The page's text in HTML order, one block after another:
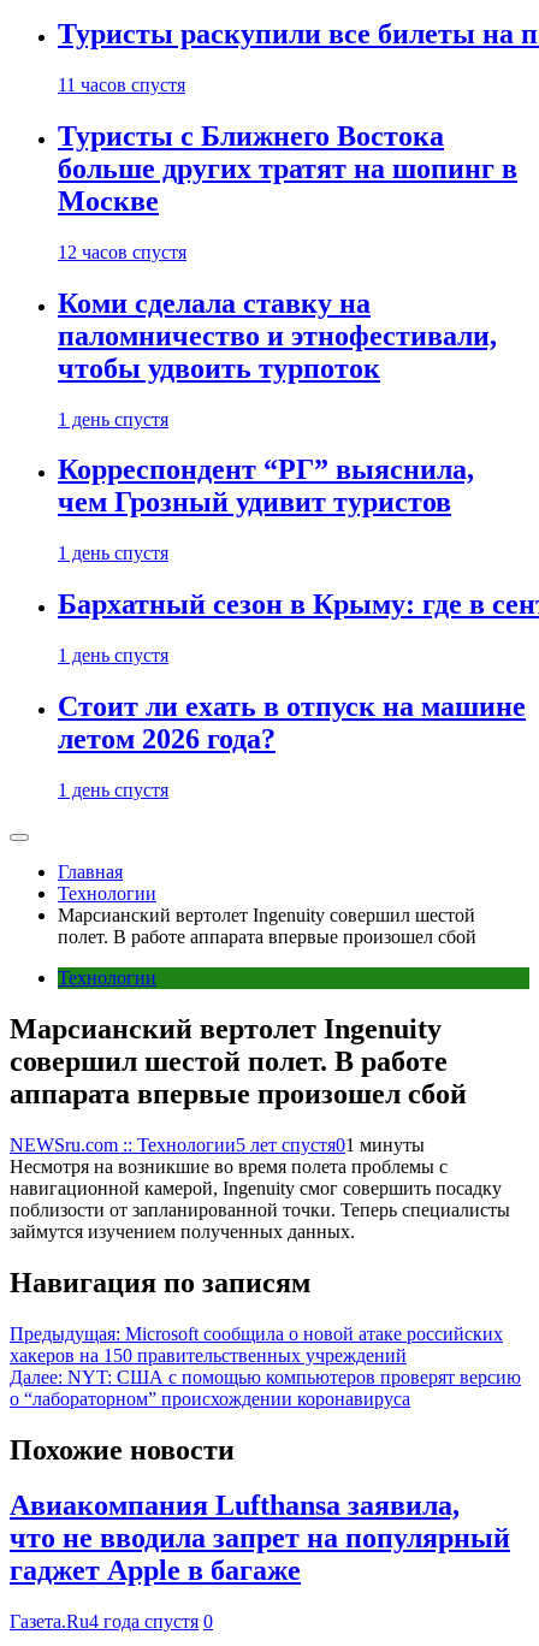
Туристы раскупили все билеты на
11 часов спустя
Туристы с Ближнего Востока
больше других тратят на шопинг в
Москве
12 часов спустя
Коми сделала ставку на
паломничество и этнофестивали,
чтобы удвоить турпоток
1 день спустя
Корреспондент “РГ” выяснила,
чем Грозный удивит туристов
1 день спустя
Бархатный сезон в Крыму: где в
1 день спустя
Стоит ли ехать в отпуск на машине
летом 2026 года?
1 день спустя
Главная
Технологии
Марсианский вертолет Ingenuity совершил шестой
полет. В работе аппарата впервые произошел сбой
Технологии
Марсианский вертолет Ingenuity
совершил шестой полет. В работе
аппарата впервые произошел сбой
NEWSru.com :: Технологии5 лет спустя01 минуты
Несмотря на возникшие во время полета проблемы с
навигационной камерой, Ingenuity смог совершить посадку
поблизости от запланированной точки. Теперь специалисты
займутся изучением полученных данных.
Навигация по записям
Предыдущая: Microsoft сообщила о новой атаке российских
хакеров на 150 правительственных учреждений
Далее: NYT: США с помощью компьютеров проверят версию
о “лабораторном” происхождении коронавируса
Похожие новости
Авиакомпания Lufthansa заявила,
что не вводила запрет на популярный
гаджет Apple в багаже
Газета.Ru4 года спустя 0